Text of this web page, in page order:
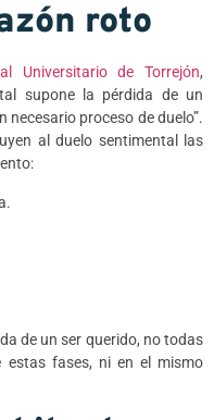
roto
Universitario de Torrejón,
supone la pérdida de un
necesario proceso de duelo”.
al duelo sentimental las
de un ser querido, no todas
estas fases, ni en el mismo